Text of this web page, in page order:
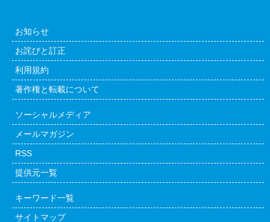
お知らせ
お詫びと訂正
利用規約
著作権と転載について
ソーシャルメディア
メールマガジン
RSS
提供元一覧
キーワード一覧
サイトマップ